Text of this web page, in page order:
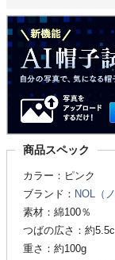
商品スペック
カラー：ピンク
ブランド： NOL（ノ
素材：綿100％
つばの広さ：約
重さ：約100g